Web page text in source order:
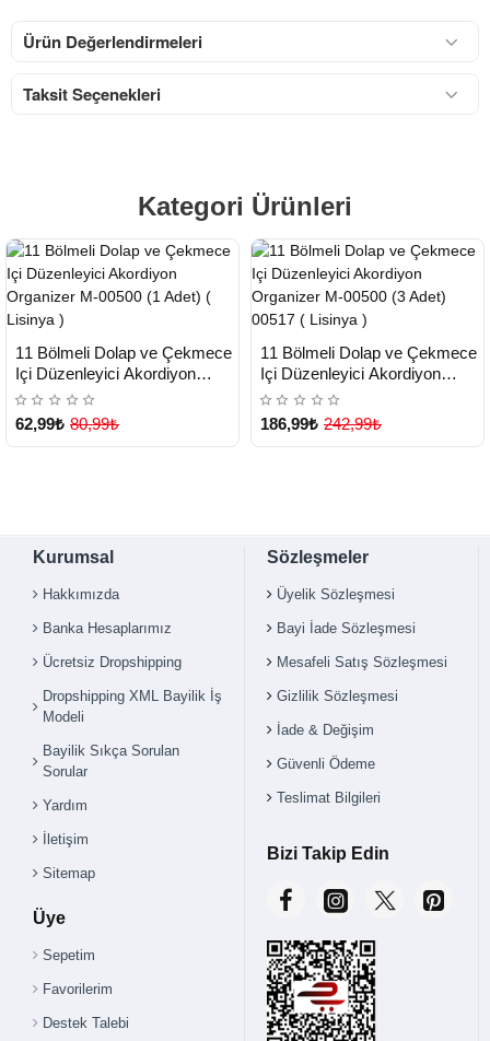
Ürün Değerlendirmeleri
Taksit Seçenekleri
Kategori Ürünleri
TESLİMAT
Çok Satılan Ürün
11 Bölmeli Dolap ve Çekmece
Içi Düzenleyici Akordiyon
Organizer M-00500 (1 Adet) (
Lisinya )
62,99₺ 80,99₺
TESLİMAT
Çok Satılan Ürün
11 Bölmeli Dolap ve Çekmece
Içi Düzenleyici Akordiyon
Organizer M-00500 (3 Adet)
00517 ( Lisinya )
186,99₺ 242,99₺
Kurumsal
Hakkımızda
Banka Hesaplarımız
Ücretsiz Dropshipping
Dropshipping XML Bayilik İş
Modeli
Bayilik Sıkça Sorulan
Sorular
Yardım
İletişim
Sitemap
Üye
Sepetim
Favorilerim
Destek Talebi
Sözleşmeler
Üyelik Sözleşmesi
Bayi İade Sözleşmesi
Mesafeli Satış Sözleşmesi
Gizlilik Sözleşmesi
İade & Değişim
Güvenli Ödeme
Teslimat Bilgileri
Bizi Takip Edin